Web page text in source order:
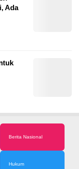
Ada
Berita Nasional
Hukum